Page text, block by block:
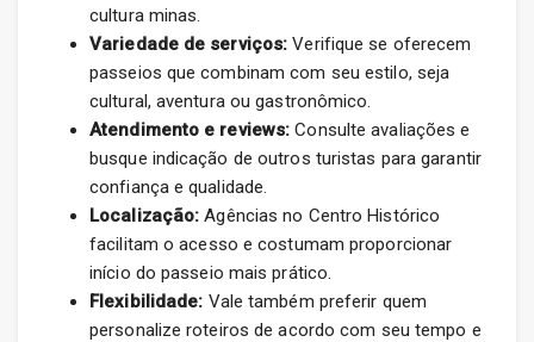
cultura minas.
Variedade de serviços: Verifique se oferecem
passeios que combinam com seu estilo, seja
cultural, aventura ou gastronômico.
Atendimento e reviews: Consulte avaliações e
busque indicação de outros turistas para garantir
confiança e qualidade.
Localização: Agências no Centro Histórico
facilitam o acesso e costumam proporcionar
início do passeio mais prático.
Flexibilidade: Vale também preferir quem
personalize roteiros de acordo com seu tempo e